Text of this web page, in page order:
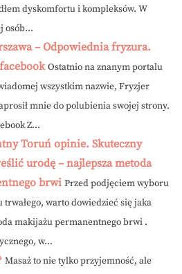
dyskomfortu i kompleksów. W
osób...
– Odpowiednia fryzura.
Ostatnio na znanym portalu
wszystkim nazwie, Fryzjer
mnie do polubienia swojej strony.
Z...
Toruń opinie. Skuteczny
urodę – najlepsza metoda
brwi Przed podjęciem wyboru
warto dowiedzieć się jaka
makijażu permanentnego brwi .
w...
Masaż to nie tylko przyjemność, ale